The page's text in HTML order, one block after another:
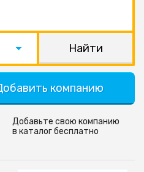
компанию
Добавьте свою компанию
в каталог бесплатно